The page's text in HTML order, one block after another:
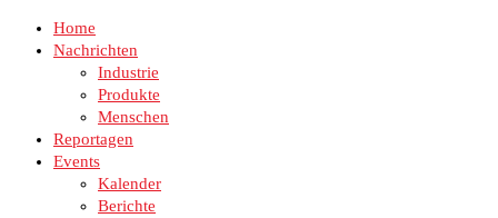
Home
Nachrichten
Industrie
Produkte
Menschen
Reportagen
Events
Kalender
Berichte